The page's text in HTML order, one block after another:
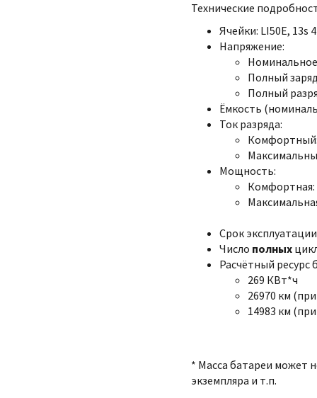
Технические
Ячейки: LI50E, 13s
Напряжение:
Полный
Полный
Ёмкость
Ток разряда:
Комфортный:
Мощность:
Комфортная:
Срок
Число полных
Расчётный ресурс
269 КВт*ч
26970 км
14983 км
* Масса батареи может
экземпляра и т.п.